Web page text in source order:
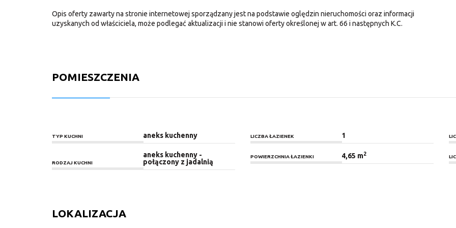
Opis oferty zawarty na stronie internetowej sporządzany jest na podstawie oględzin nieruchomości oraz informacji
uzyskanych od właściciela, może podlegać aktualizacji i nie stanowi oferty określonej w art. 66 i następnych K.C.
POMIESZCZENIA
TYP KUCHNI aneks kuchenny
RODZAJ KUCHNI
aneks kuchenny -
połączony z jadalnią
LICZBA ŁAZIENEK 1
POWIERZCHNIA ŁAZIENKI 4,65 m2
LOKALIZACJA